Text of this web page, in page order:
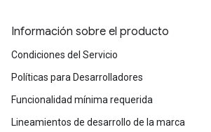
Información sobre el producto
Condiciones del Servicio
Políticas para Desarrolladores
Funcionalidad mínima requerida
Lineamientos de desarrollo de la marca